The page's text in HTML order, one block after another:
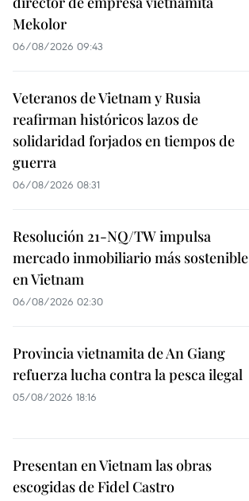
Mekolor
06/08/2026 09:43
Veteranos de Vietnam y Rusia
reafirman históricos lazos de
solidaridad forjados en tiempos de
guerra
06/08/2026 08:31
Resolución 21-NQ/TW impulsa
mercado inmobiliario más sostenible
en Vietnam
06/08/2026 02:30
Provincia vietnamita de An Giang
refuerza lucha contra la pesca ilegal
05/08/2026 18:16
Presentan en Vietnam las obras
escogidas de Fidel Castro